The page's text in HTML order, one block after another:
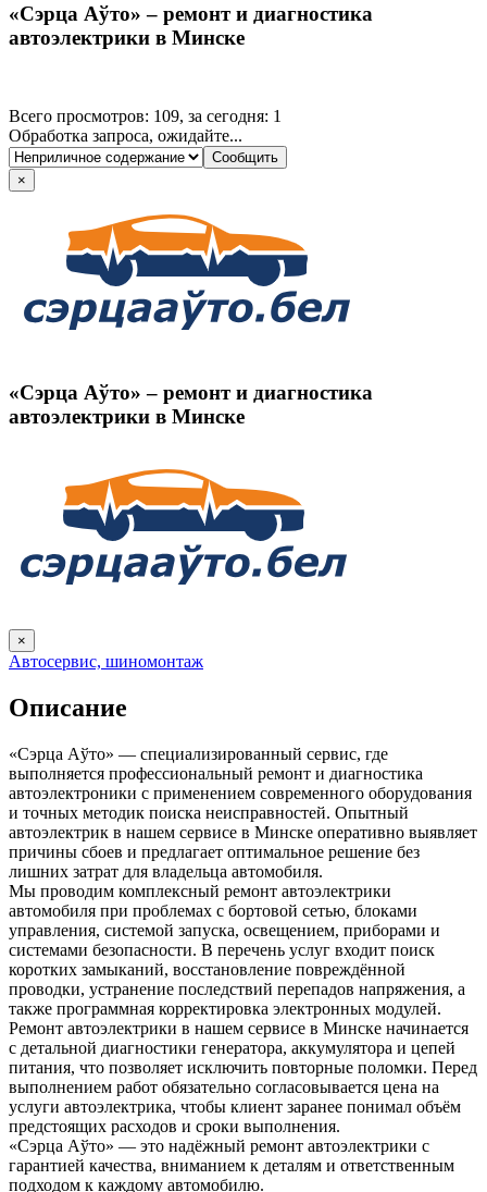
«Сэрца Аўто» – ремонт и диагностика
автоэлектрики в Минске
Всего просмотров: 109, за сегодня: 1
Обработка запроса, ожидайте...
×
«Сэрца Аўто» – ремонт и диагностика
автоэлектрики в Минске
×
Автосервис, шиномонтаж
Описание
«Сэрца Аўто» — специализированный сервис, где
выполняется профессиональный ремонт и диагностика
автоэлектроники с применением современного оборудования
и точных методик поиска неисправностей. Опытный
автоэлектрик в нашем сервисе в Минске оперативно выявляет
причины сбоев и предлагает оптимальное решение без
лишних затрат для владельца автомобиля.
Мы проводим комплексный ремонт автоэлектрики
автомобиля при проблемах с бортовой сетью, блоками
управления, системой запуска, освещением, приборами и
системами безопасности. В перечень услуг входит поиск
коротких замыканий, восстановление повреждённой
проводки, устранение последствий перепадов напряжения, а
также программная корректировка электронных модулей.
Ремонт автоэлектрики в нашем сервисе в Минске начинается
с детальной диагностики генератора, аккумулятора и цепей
питания, что позволяет исключить повторные поломки. Перед
выполнением работ обязательно согласовывается цена на
услуги автоэлектрика, чтобы клиент заранее понимал объём
предстоящих расходов и сроки выполнения.
«Сэрца Аўто» — это надёжный ремонт автоэлектрики с
гарантией качества, вниманием к деталям и ответственным
подходом к каждому автомобилю.